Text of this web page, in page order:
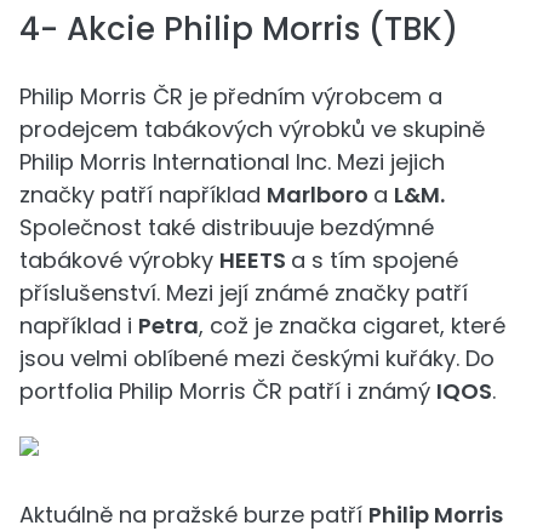
4- Akcie Philip Morris (TBK)
Philip Morris ČR je předním výrobcem a
prodejcem tabákových výrobků ve skupině
Philip Morris International Inc. Mezi jejich
značky patří například Marlboro a L&M.
Společnost také distribuuje bezdýmné
tabákové výrobky HEETS a s tím spojené
příslušenství. Mezi její známé značky patří
například i Petra, což je značka cigaret, které
jsou velmi oblíbené mezi českými kuřáky. Do
portfolia Philip Morris ČR patří i známý IQOS.
Aktuálně na pražské burze patří Philip Morris